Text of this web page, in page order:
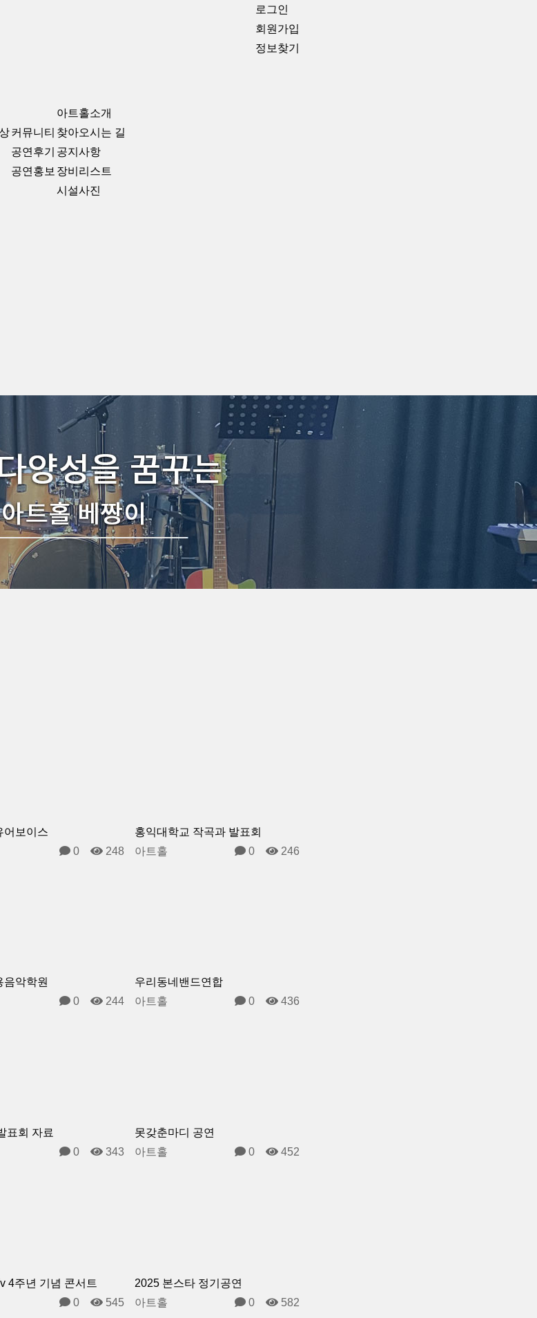
로그인
회원가입
정보찾기
커뮤니티
공연후기
공연홍보
아트홀소개
찾아오시는 길
공지사항
장비리스트
시설사진
어보이스
0 248
홍익대학교 작곡과 발표회
아트홀
0 246
음악학원
0 244
우리동네밴드연합
아트홀
0 436
표회 자료
0 343
못갖춘마디 공연
아트홀
0 452
4주년 기념 콘서트
0 545
2025 본스타 정기공연
아트홀
0 582